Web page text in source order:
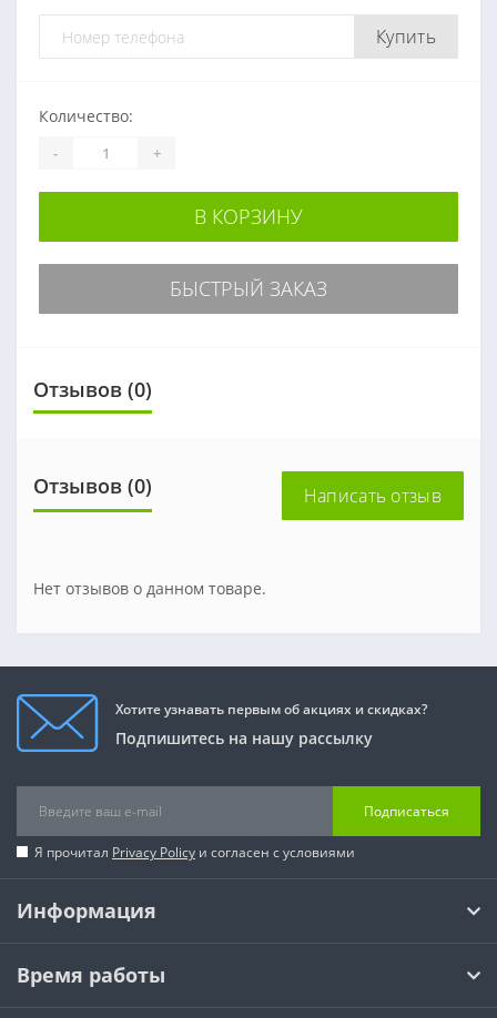
Купить
Количество:
- +
В КОРЗИНУ
БЫСТРЫЙ ЗАКАЗ
Отзывов (0)
Отзывов (0) Написать отзыв
Нет отзывов о данном товаре.
Хотите узнавать первым об акциях и скидках?
Подпишитесь на нашу рассылку
Подписаться
Я прочитал Privacy Policy и согласен с условиями
Информация
Время работы